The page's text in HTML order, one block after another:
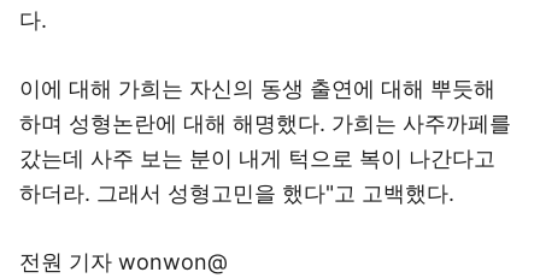
다.
이에 대해 가희는 자신의 동생 출연에 대해 뿌듯해
하며 성형논란에 대해 해명했다. 가희는 사주까페를
갔는데 사주 보는 분이 내게 턱으로 복이 나간다고
하더라. 그래서 성형고민을 했다"고 고백했다.
전원 기자 wonwon@